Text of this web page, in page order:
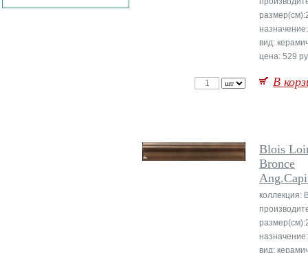
вид:
цена: 529
В
Blois
Bronce
коллекция:
вид: